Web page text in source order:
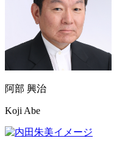
阿部 興治
Koji Abe